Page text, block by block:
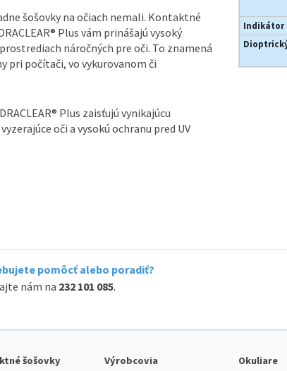
šošovky na očiach nemali. Kontaktné
Plus vám prinášajú vysoký
náročných pre oči. To znamená
pri počítači, vo vykurovanom či
Plus zaisťujú vynikajúcu
oči a vysokú ochranu pred UV
Indikátor
pomôcť alebo poradiť?
nám na 232 101 085.
šošovky Výrobcovia Okuliare